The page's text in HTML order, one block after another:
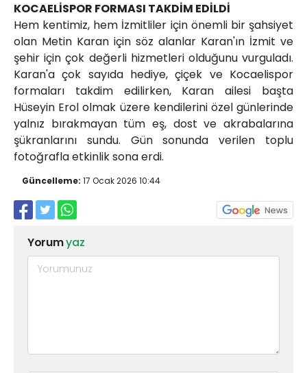
KOCAELİSPOR FORMASI TAKDİM EDİLDİ
Hem kentimiz, hem İzmitliler için önemli bir şahsiyet
olan Metin Karan için söz alanlar Karan'ın İzmit ve
şehir için çok değerli hizmetleri olduğunu vurguladı.
Karan'a çok sayıda hediye, çiçek ve Kocaelispor
formaları takdim edilirken, Karan ailesi başta
Hüseyin Erol olmak üzere kendilerini özel günlerinde
yalnız bırakmayan tüm eş, dost ve akrabalarına
şükranlarını sundu. Gün sonunda verilen toplu
fotoğrafla etkinlik sona erdi.
Güncelleme: 17 Ocak 2026 10:44
Yorumyaz